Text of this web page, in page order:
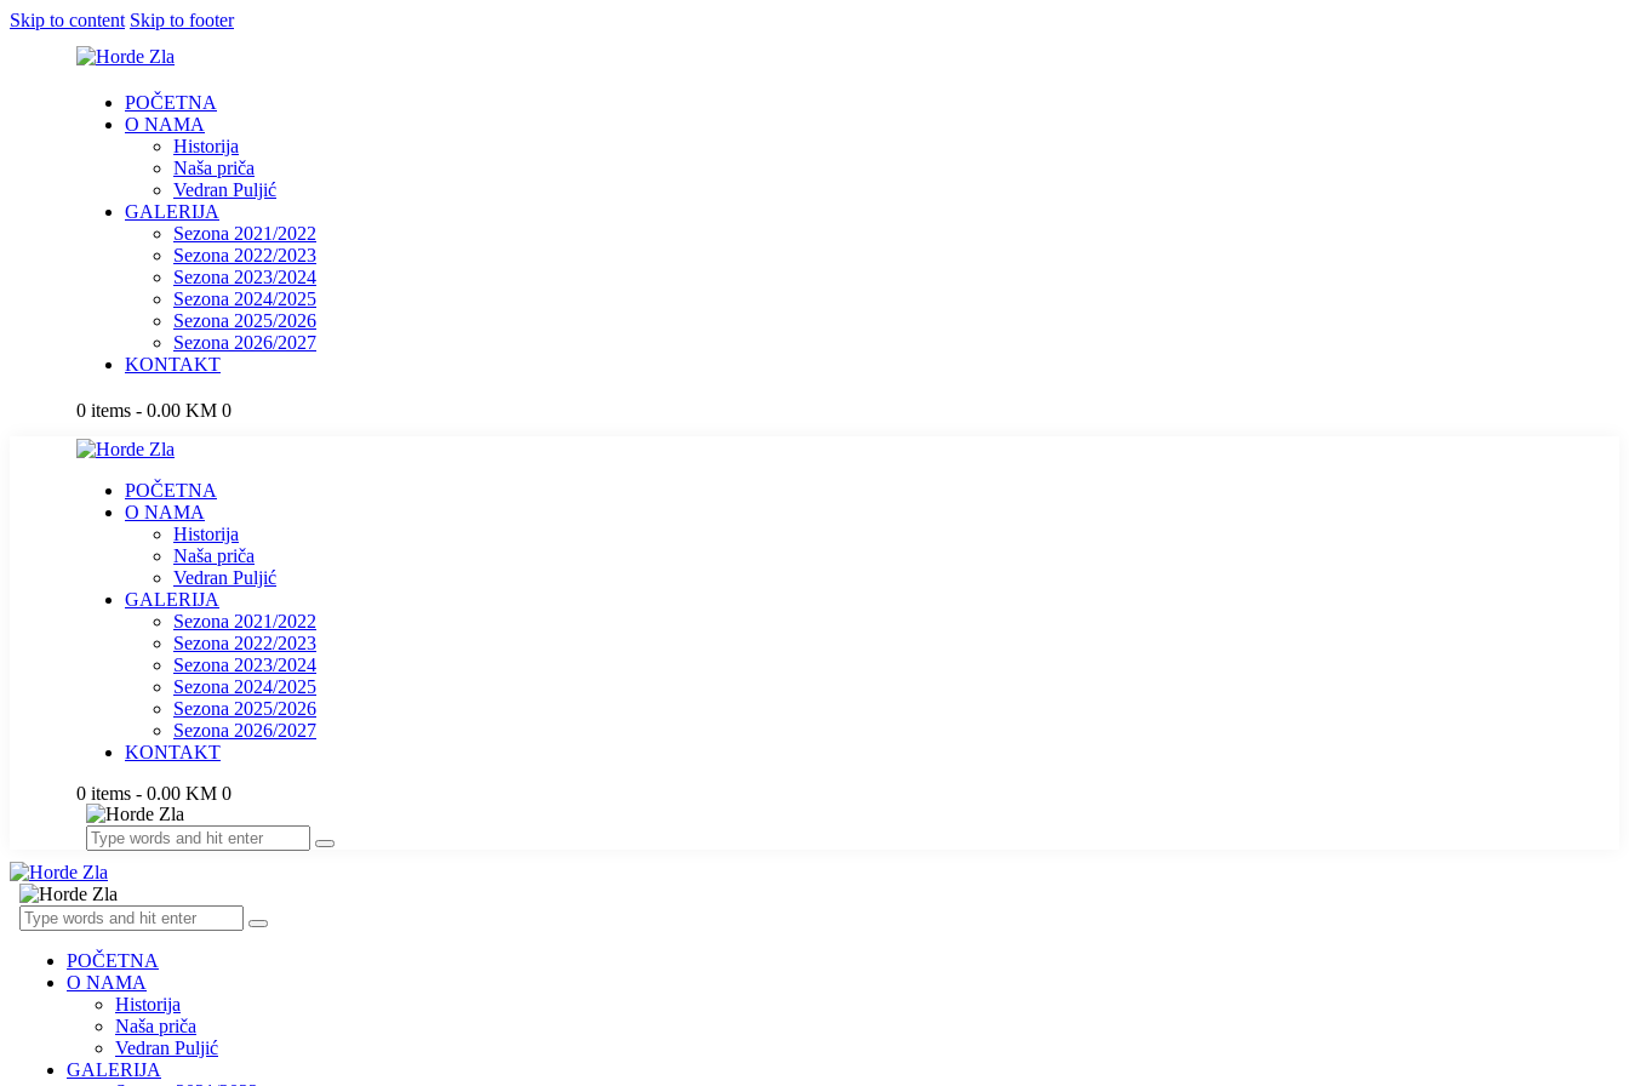
Skip to content Skip to footer
POČETNA
O NAMA
Historija
Naša priča
Vedran Puljić
GALERIJA
Sezona 2021/2022
Sezona 2022/2023
Sezona 2023/2024
Sezona 2024/2025
Sezona 2025/2026
Sezona 2026/2027
KONTAKT
0 items - 0.00 KM 0
POČETNA
O NAMA
Historija
Naša priča
Vedran Puljić
GALERIJA
Sezona 2021/2022
Sezona 2022/2023
Sezona 2023/2024
Sezona 2024/2025
Sezona 2025/2026
Sezona 2026/2027
KONTAKT
0 items - 0.00 KM 0
POČETNA
O NAMA
Historija
Naša priča
Vedran Puljić
GALERIJA